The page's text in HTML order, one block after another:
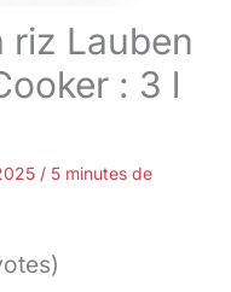
riz Lauben
: 3 l
/ 5 minutes de